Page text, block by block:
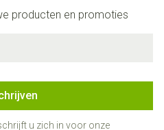
producten en promoties
u zich in voor onze